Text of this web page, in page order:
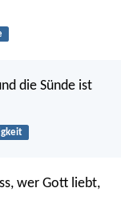
die Sünde ist
wer Gott liebt,